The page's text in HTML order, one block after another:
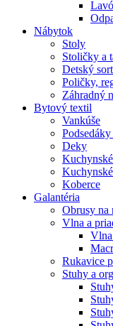
Nábytok
Stoly
Stoličky a
Detský
Poličky,
Záhradný
Bytový textil
Vankúše
Deky
Koberce
Galantéria
Obrusy na
Vlna a
Rukavice
Stuhy a